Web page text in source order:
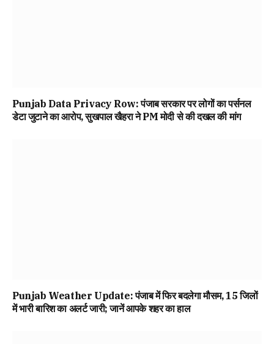
Punjab Data Privacy Row: पंजाब सरकार पर लोगों का पर्सनल
डेटा जुटाने का आरोप, सुखपाल खैहरा ने PM मोदी से की दखल की मांग
Punjab Weather Update: पंजाब में फिर बदलेगा मौसम, 15 जिलों
में भारी बारिश का अलर्ट जारी; जानें आपके शहर का हाल